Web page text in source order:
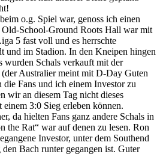
o.g. Spiel war, genoss ich einen
School-Ground Roots Hall war mit
5 fast voll und es herrschte
und im Stadion. In den Kneipen hingen
wurden Schals verkauft mit der
Australier meint mit D-Day Guten
die Fans und ich einem Investor zu
wir an diesem Tag nicht dieses
3:0 Sieg erleben können.
da hielten Fans ganz andere Schals in
the Rat“ war auf denen zu lesen. Ron
Investor, unter dem Southend
Bach runter gegangen ist. Guter